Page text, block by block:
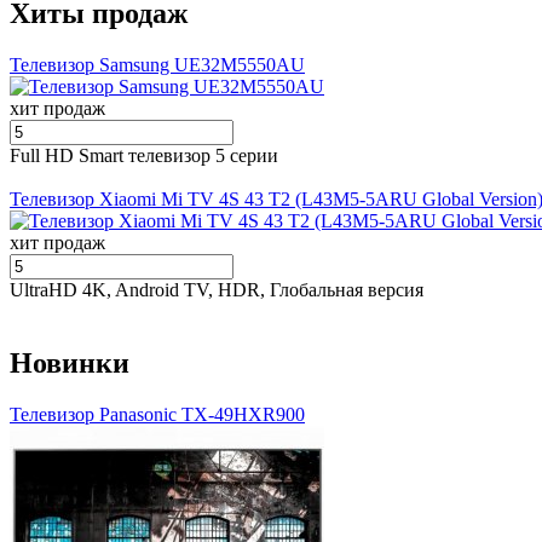
Хиты продаж
Телевизор Samsung UE32M5550AU
хит продаж
Full HD Smart телевизор 5 серии
Телевизор Xiaomi Mi TV 4S 43 T2 (L43M5-5ARU Global Version)
хит продаж
UltraHD 4K, Android TV, HDR, Глобальная версия
Новинки
Телевизор Panasonic TX-49HXR900